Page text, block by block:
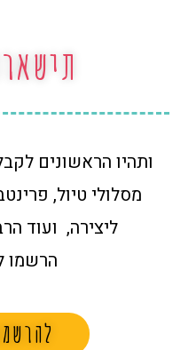
ותהיו הראשונים
מסלולי טיול,
ליצירה, ועוד
הרשמו